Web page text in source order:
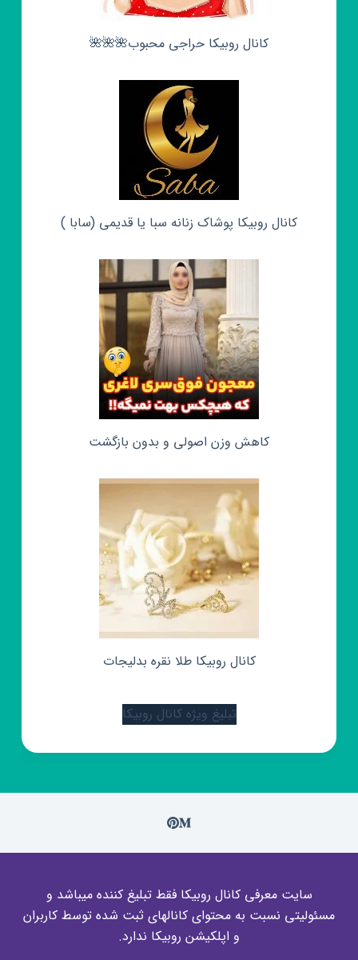
کانال روبیکا حراجی محبوب🌺🌺🌺
کانال روبیکا پوشاک زنانه سبا یا قدیمی (سابا )
کاهش وزن اصولی و بدون بازگشت
کانال روبیکا طلا نقره بدلیجات
تبلیغ ویژه کانال روبیکا
سایت معرفی کانال روبیکا فقط تبلیغ کننده میباشد و
مسئولیتی نسبت به محتوای کانالهای ثبت شده توسط کاربران
و اپلکیشن روبیکا ندارد.